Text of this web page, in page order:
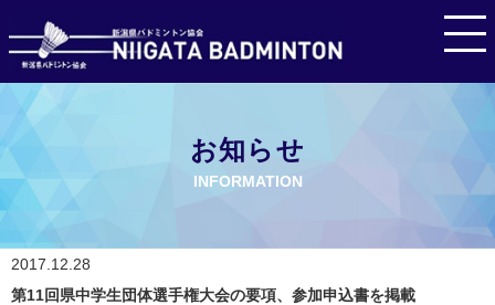
お知らせ
INFORMATION
2017.12.28
第11回県中学生団体選手権大会の要項、参加申込書を掲載